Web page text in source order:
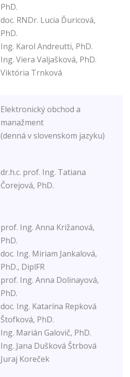
PhD.
doc. RNDr. Lucia Ďuricová,
PhD.
Ing. Karol Andreutti, PhD.
Ing. Viera Valjašková, PhD.
Viktória Trnková
Elektronický obchod a
manažment
(denná v slovenskom jazyku)
dr.h.c. prof. Ing. Tatiana
Čorejová, PhD.
prof. Ing. Anna Križanová,
PhD.
doc. Ing. Miriam Jankalová,
PhD., DiplFR
prof. Ing. Anna Dolinayová,
PhD.
doc. Ing. Katarína Repková
Štofková, PhD.
Ing. Marián Galovič, PhD.
Ing. Jana Dušková Štrbová
Juraj Koreček